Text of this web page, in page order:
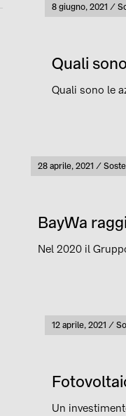
Pubblicato
8 giugno, 2021
Quali
Quali sono le
Pubblicato
28 aprile, 2021
BayWa
Nel 2020 il
Pubblicato
12 aprile, 2021
Un